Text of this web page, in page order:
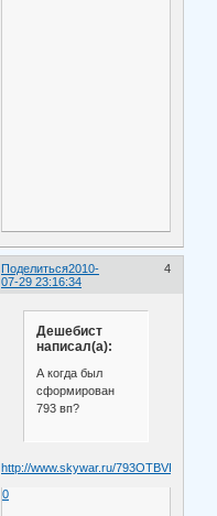
Поделиться 4
2010-
07-29 23:16:34
Дешебист
написал(а):
А когда был
сформирован
793 вп?
http://www.skywar.ru/793OTBVP.html
0